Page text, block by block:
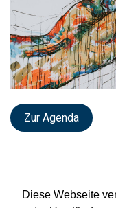
Diese Webseite
Zur Agenda